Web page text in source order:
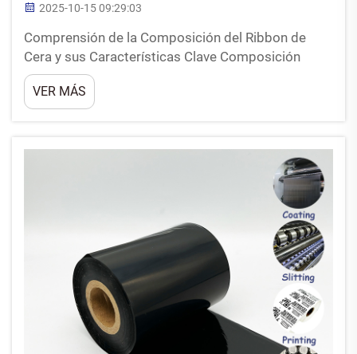
2025-10-15 09:29:03
Comprensión de la Composición del Ribbon de
Cera y sus Características Clave Composición
Química de los Ribbons Térmicos de Cera Los
ribbons térmicos de cera contienen principalmente
parafina junto con cera de carnauba, materiales que
grados Celsius. Esta baja temperatura de fusión ...
VER MÁS